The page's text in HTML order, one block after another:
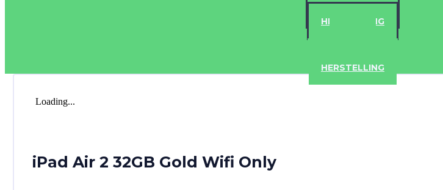
HERSTELLING
HERSTELLING
Loading...
iPad Air 2 32GB Gold Wifi Only